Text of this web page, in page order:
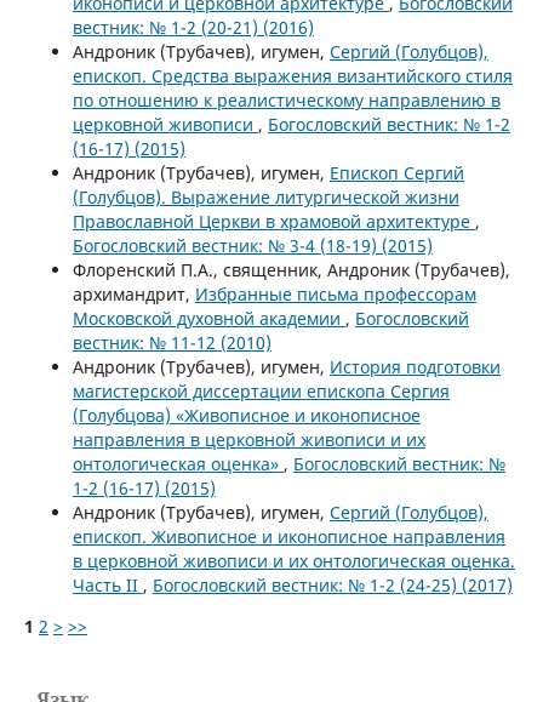
вестник: № 1-2 (20-21) (2016)
Андроник (Трубачев), игумен, Сергий (Голубцов),
епископ. Средства выражения византийского стиля
по отношению к реалистическому направлению в
церковной живописи , Богословский вестник: № 1-2
(16-17) (2015)
Андроник (Трубачев), игумен, Епископ Сергий
(Голубцов). Выражение литургической жизни
Православной Церкви в храмовой архитектуре ,
Богословский вестник: № 3-4 (18-19) (2015)
Флоренский П.А., священник, Андроник (Трубачев),
архимандрит, Избранные письма профессорам
Московской духовной академии , Богословский
вестник: № 11-12 (2010)
Андроник (Трубачев), игумен, История подготовки
магистерской диссертации епископа Сергия
(Голубцова) «Живописное и иконописное
направления в церковной живописи и их
онтологическая оценка» , Богословский вестник: №
1-2 (16-17) (2015)
Андроник (Трубачев), игумен, Сергий (Голубцов),
епископ. Живописное и иконописное направления
в церковной живописи и их онтологическая оценка.
Часть II , Богословский вестник: № 1-2 (24-25) (2017)
1 2 > >>